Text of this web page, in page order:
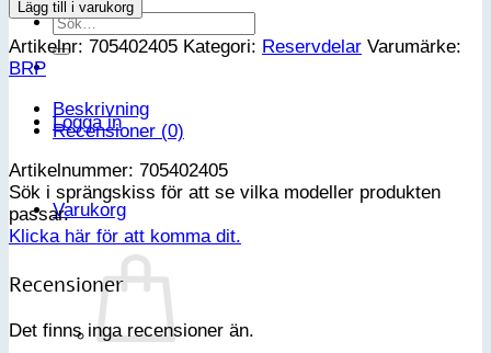
Sök
efter:
Logga in
Varukorg
mängd
Lägg till i varukorg
Artikelnr: 705402405 Kategori: Reservdelar Varumärke:
BRP
Beskrivning
Recensioner (0)
Artikelnummer: 705402405
Sök i sprängskiss för att se vilka modeller produkten
passar.
Klicka här för att komma dit.
Recensioner
Det finns inga recensioner än.